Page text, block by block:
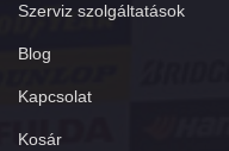
Szerviz szolgáltatások
Blog
Kapcsolat
Kosár